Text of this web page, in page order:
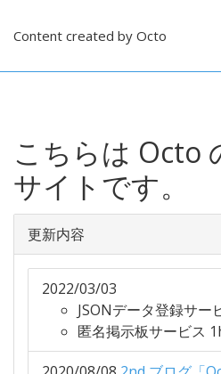
Content created by Octo
こちらは Octo
サイトです。
更新内容
2022/03/03
JSONデータ登録サー
匿名掲示板サービス